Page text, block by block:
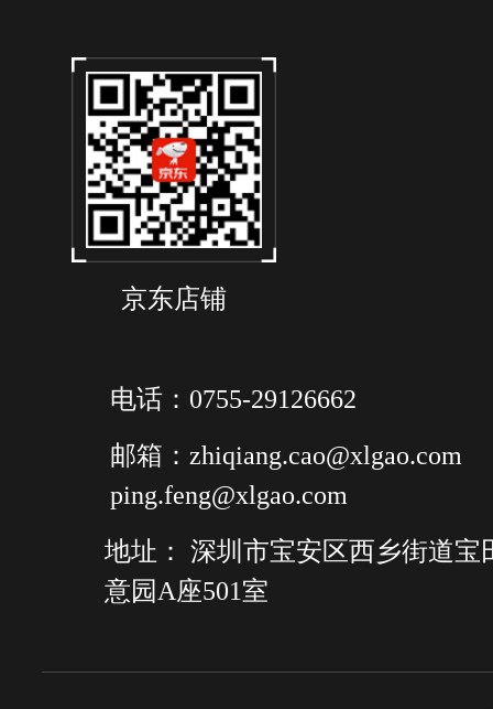
京东店铺
电话：0755-29126662
邮箱：zhiqiang.cao@xlgao.com
ping.feng@xlgao.com
地址： 深圳市宝安区西乡街道宝
意园A座501室